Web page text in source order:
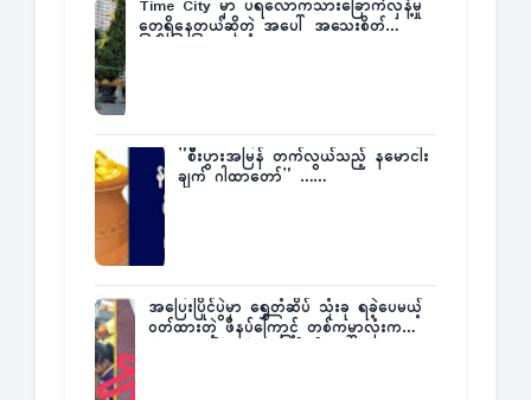
Time City မှာ ပရလောကသားခြောက်လှန့်မှု
တွေရှိနေတယ်ဆိုတဲ့ အပေါ် အသေးစိတ်
”စီးပွားအမြန် တက်လွယ်သည့် နမောငါး
ချက် ဂါထာတော်” ……
အပြေးပြိုင်ပွဲမှာ ရွှေတံဆိပ် သုံးခု ရခဲ့ပေမယ့်
ဝတ်ထားတဲ့ ဖိနပ်ကြောင့် တစ်ကမ္ဘာလုံးက